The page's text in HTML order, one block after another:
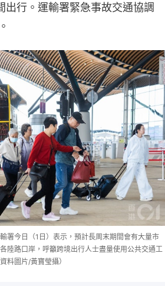
出行。運輸署緊急事故交通協調
署今日（1日）表示，預計長周末期間會有大量市
陸路口岸，呼籲跨境出行人士盡量使用公共交通工
料圖片/黃寶瑩攝）